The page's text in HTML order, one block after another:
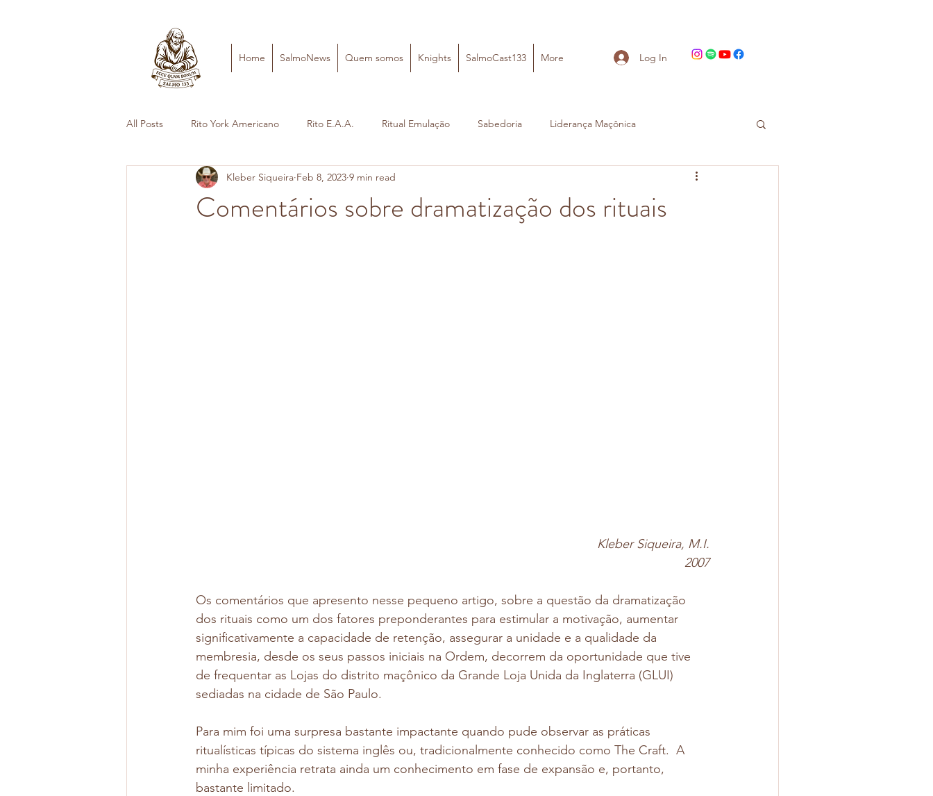
Home SalmoNews Quem somos Knights SalmoCast133 More Log In
All Posts Rito York Americano Rito E.A.A. Ritual Emulação Sabedoria Liderança Maçônica
Comentários sobre dramatização dos rituais
Kleber Siqueira Feb 8, 2023 9 min read
Kleber Siqueira, M.I.
2007
Os comentários que apresento nesse pequeno artigo, sobre a questão da dramatização
dos rituais como um dos fatores preponderantes para estimular a motivação, aumentar
significativamente a capacidade de retenção, assegurar a unidade e a qualidade da
membresia, desde os seus passos iniciais na Ordem, decorrem da oportunidade que tive
de frequentar as Lojas do distrito maçônico da Grande Loja Unida da Inglaterra (GLUI)
sediadas na cidade de São Paulo.
Para mim foi uma surpresa bastante impactante quando pude observar as práticas
ritualísticas típicas do sistema inglês ou, tradicionalmente conhecido como The Craft.  A
minha experiência retrata ainda um conhecimento em fase de expansão e, portanto,
bastante limitado.